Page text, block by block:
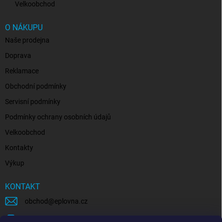
Velkoobchod
O NÁKUPU
Naše prodejna
Doprava
Reklamace
Obchodní podmínky
Servisní podmínky
Podmínky ochrany osobních údajů
Velkoobchod
Kontakty
Výkup
KONTAKT
obchod @eplovna.cz